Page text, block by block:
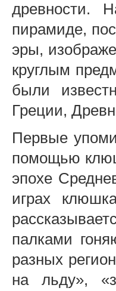
древности.
пирамиде,
эры,
круглым
были
Греции,
Первые
помощью
эпохе
играх
палками
разных
на льду»,